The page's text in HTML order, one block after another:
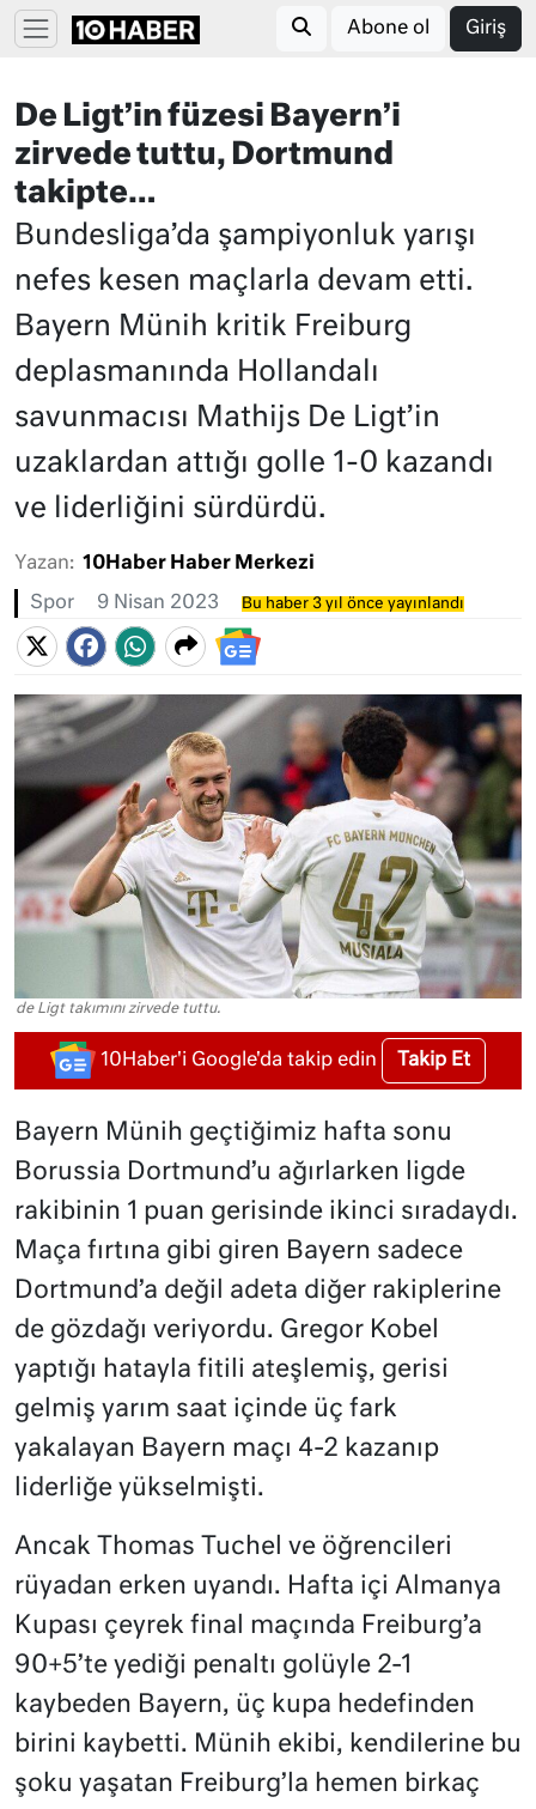
Abone ol Giriş
De Ligt’in füzesi Bayern’i
zirvede tuttu, Dortmund
takipte…
Bundesliga’da şampiyonluk yarışı
nefes kesen maçlarla devam etti.
Bayern Münih kritik Freiburg
deplasmanında Hollandalı
savunmacısı Mathijs De Ligt’in
uzaklardan attığı golle 1-0 kazandı
ve liderliğini sürdürdü.
Yazan: 10Haber Haber Merkezi
Spor 9 Nisan 2023 Bu haber 3 yıl önce yayınlandı
de Ligt takımını zirvede tuttu.
10Haber'i Google'da takip edin Takip Et
Bayern Münih geçtiğimiz hafta sonu
Borussia Dortmund’u ağırlarken ligde
rakibinin 1 puan gerisinde ikinci sıradaydı.
Maça fırtına gibi giren Bayern sadece
Dortmund’a değil adeta diğer rakiplerine
de gözdağı veriyordu. Gregor Kobel
yaptığı hatayla fitili ateşlemiş, gerisi
gelmiş yarım saat içinde üç fark
yakalayan Bayern maçı 4-2 kazanıp
liderliğe yükselmişti.
Ancak Thomas Tuchel ve öğrencileri
rüyadan erken uyandı. Hafta içi Almanya
Kupası çeyrek final maçında Freiburg’a
90+5’te yediği penaltı golüyle 2-1
kaybeden Bayern, üç kupa hedefinden
birini kaybetti. Münih ekibi, kendilerine bu
şoku yaşatan Freiburg’la hemen birkaç